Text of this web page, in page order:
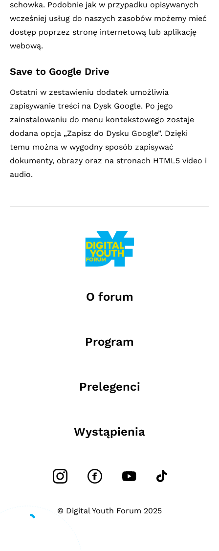
schowka. Podobnie jak w przypadku opisywanych
wcześniej usług do naszych zasobów możemy mieć
dostęp poprzez stronę internetową lub aplikację
webową.
Save to Google Drive
Ostatni w zestawieniu dodatek umożliwia
zapisywanie treści na Dysk Google. Po jego
zainstalowaniu do menu kontekstowego zostaje
dodana opcja „Zapisz do Dysku Google”. Dzięki
temu można w wygodny sposób zapisywać
dokumenty, obrazy oraz na stronach HTML5 video i
audio.
O forum
Program
Prelegenci
Wystąpienia
© Digital Youth Forum 2025